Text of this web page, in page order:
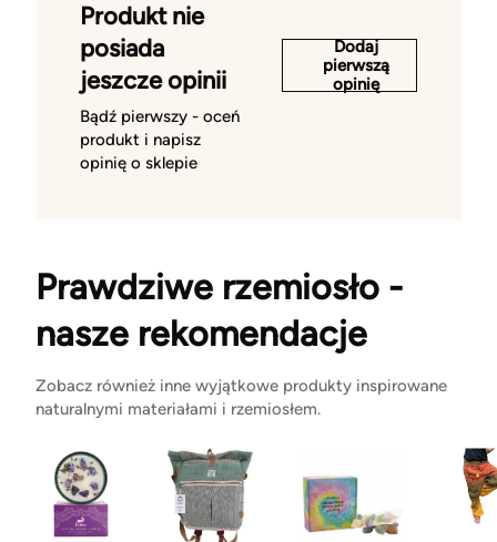
Produkt nie
posiada
jeszcze opinii
Bądź pierwszy - oceń
produkt i napisz
opinię o sklepie
Dodaj
pierwszą
opinię
Prawdziwe rzemiosło -
nasze rekomendacje
Zobacz również inne wyjątkowe produkty inspirowane
naturalnymi materiałami i rzemiosłem.